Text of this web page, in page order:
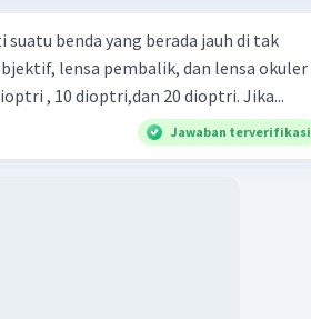
benda yang berada jauh di tak
lensa pembalik, dan lensa okuler
, 10 dioptri,dan 20 dioptri. Jika...
Jawaban terverifikasi